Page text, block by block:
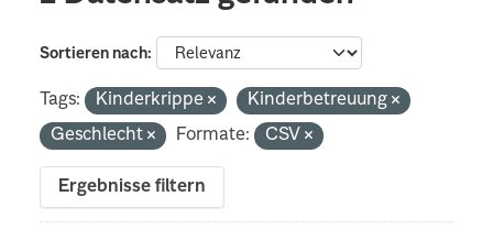
Sortieren nach
Tags: Kinderkrippe
Kinderbetreuung
Geschlecht
Formate: CSV
Ergebnisse filtern